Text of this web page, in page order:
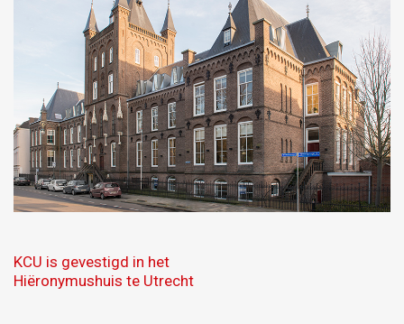
KCU is gevestigd in het
Hiëronymushuis te Utrecht